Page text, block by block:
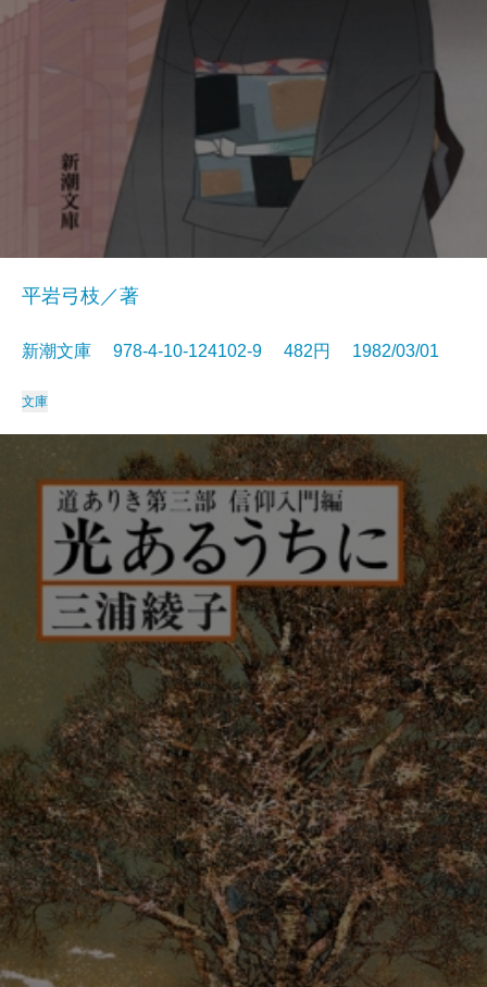
平岩弓枝／著
新潮文庫 978-4-10-124102-9 482円 1982/03/01
文庫